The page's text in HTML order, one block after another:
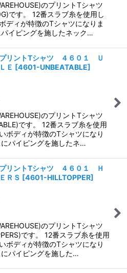
のプリントTシャツ
です。 12番スラブ糸を使用し
ディが特徴のTシャツになりま
イピングを施したネック…
リントTシャツ ４６０１ Ｕ
Ｅ [4601-UNBEATABLE]
のプリントTシャツ
です。 12番スラブ糸を使用
ボディが特徴のTシャツになり
にパイピングを施したネ…
リントTシャツ ４６０１ Ｈ
ＲＳ [4601-HILLTOPPER]
のプリントTシャツ
です。 12番スラブ糸を使用
ボディが特徴のTシャツになり
にパイピングを施した…